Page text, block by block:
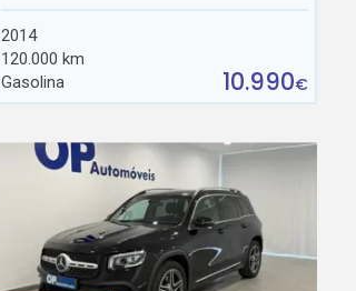
2014
120.000 km
Gasolina
10.990€